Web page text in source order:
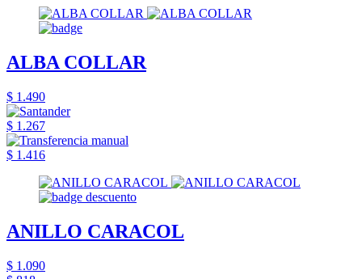
ALBA COLLAR
$ 1.490
$ 1.267
$ 1.416
ANILLO CARACOL
$ 1.090